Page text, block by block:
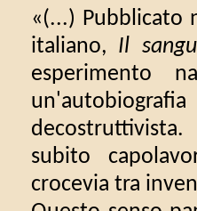
«(...) Pubblicato
italiano, Il
esperimento
subito
crocevia tra